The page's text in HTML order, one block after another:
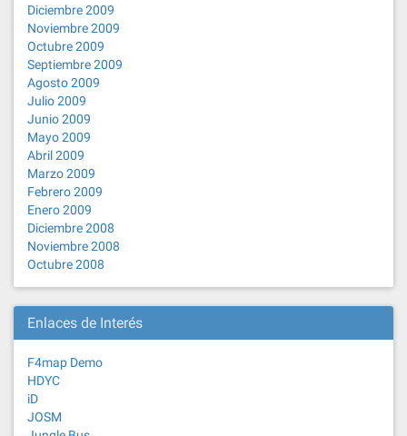
Diciembre 2009
Noviembre 2009
Octubre 2009
Septiembre 2009
Agosto 2009
Julio 2009
Junio 2009
Mayo 2009
Abril 2009
Marzo 2009
Febrero 2009
Enero 2009
Diciembre 2008
Noviembre 2008
Octubre 2008
Enlaces de Interés
F4map Demo
HDYC
iD
JOSM